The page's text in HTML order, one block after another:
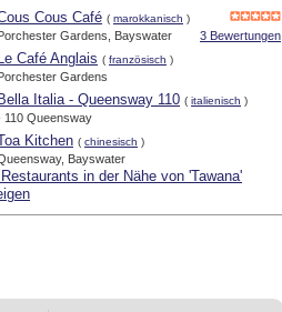
Cous Café ( marokkanisch )
3 Bewertungen
Gardens, Bayswater
Le Café Anglais ( französisch )
Gardens
Bella Italia - Queensway 110 ( italienisch )
110 Queensway
Kitchen ( chinesisch )
Bayswater
in der Nähe von 'Tawana'